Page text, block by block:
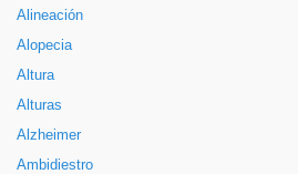
Alineación
Alopecia
Altura
Alturas
Alzheimer
Ambidiestro